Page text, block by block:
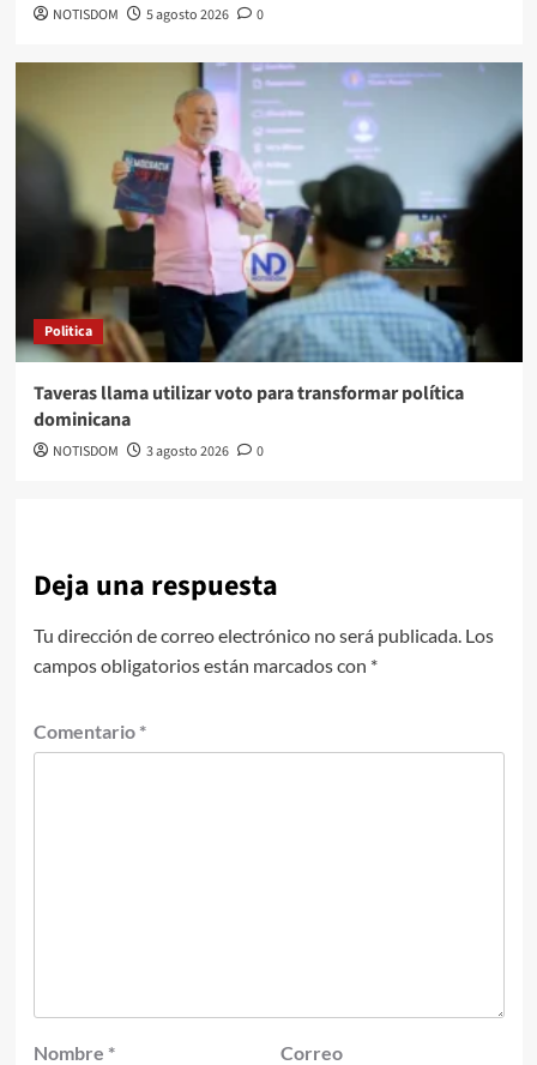
NOTISDOM 5 agosto 2026 0
Politica
Taveras llama utilizar voto para transformar política
dominicana
NOTISDOM 3 agosto 2026 0
Deja una respuesta
Tu dirección de correo electrónico no será publicada. Los
campos obligatorios están marcados con *
Comentario *
Nombre *
Correo